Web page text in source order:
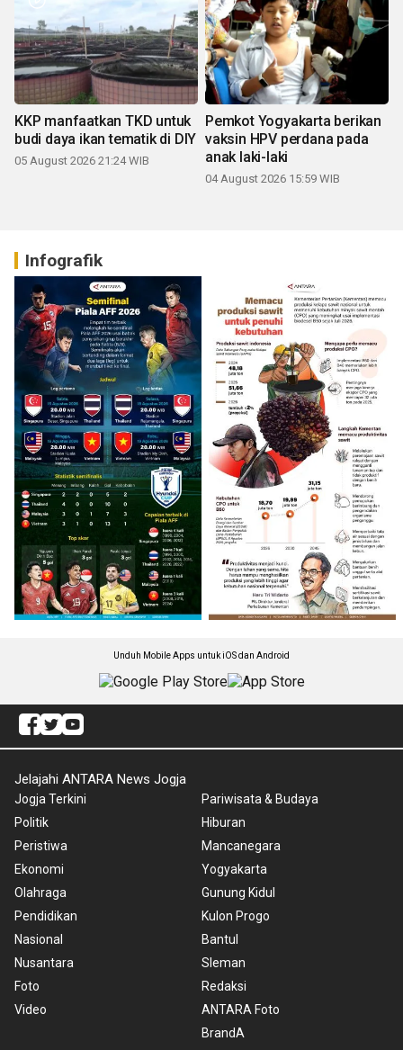
KKP manfaatkan TKD untuk
budi daya ikan tematik di DIY
05 August 2026 21:24 WIB
Pemkot Yogyakarta berikan
vaksin HPV perdana pada
anak laki-laki
04 August 2026 15:59 WIB
Infografik
Unduh Mobile Apps untuk iOS dan Android
Jelajahi ANTARA News Jogja
Jogja Terkini
Politik
Peristiwa
Ekonomi
Olahraga
Pendidikan
Nasional
Nusantara
Foto
Video
Pariwisata & Budaya
Hiburan
Mancanegara
Yogyakarta
Gunung Kidul
Kulon Progo
Bantul
Sleman
Redaksi
ANTARA Foto
BrandA